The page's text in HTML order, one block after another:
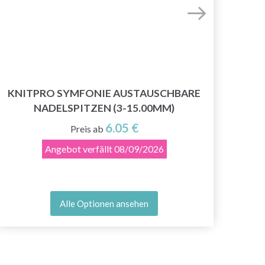
KNITPRO SYMFONIE AUSTAUSCHBARE
NADELSPITZEN (3-15.00MM)
Preis ab 6.05 €
Angebot verfällt08/09/2026
Alle Optionen ansehen